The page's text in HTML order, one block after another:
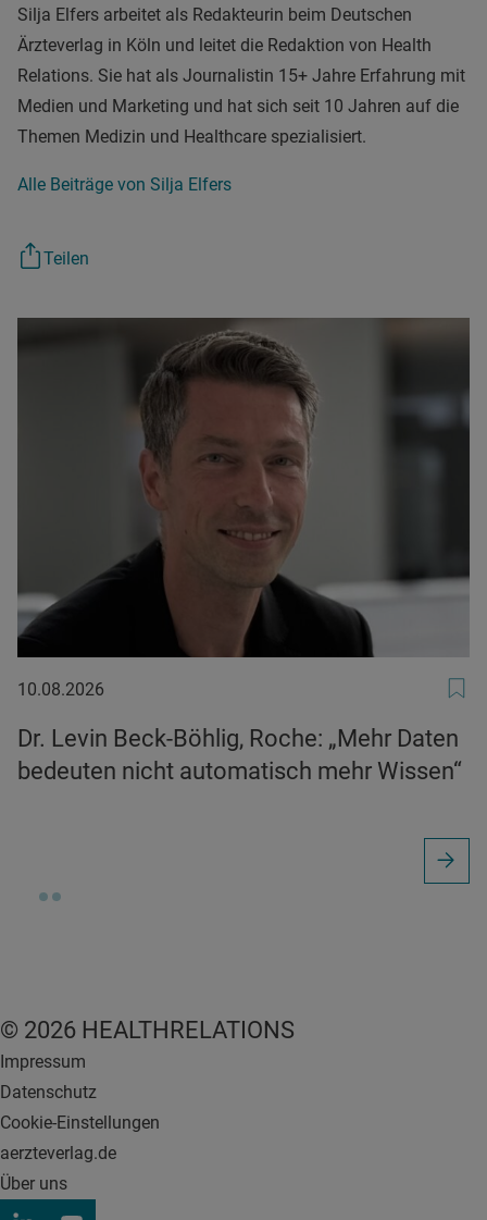
Silja Elfers arbeitet als Redakteurin beim Deutschen
Ärzteverlag in Köln und leitet die Redaktion von Health
Relations. Sie hat als Journalistin 15+ Jahre Erfahrung mit
Medien und Marketing und hat sich seit 10 Jahren auf die
Themen Medizin und Healthcare spezialisiert.
Alle Beiträge von Silja Elfers
Teilen
10.08.2026
10.08.2026
Dr. Levin Beck-Böhlig, Roche: „Mehr Daten
bedeuten nicht automatisch mehr Wissen“
© 2026 HEALTHRELATIONS
Impressum
Datenschutz
Cookie-Einstellungen
aerzteverlag.de
Über uns